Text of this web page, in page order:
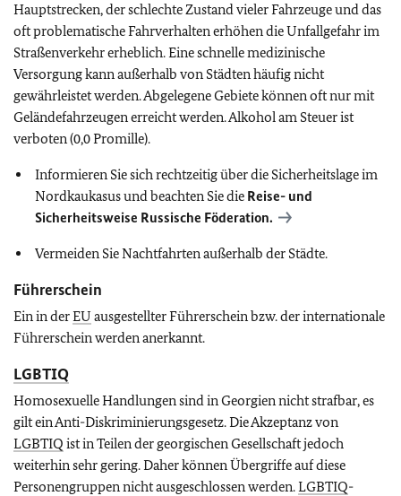
Hauptstrecken, der schlechte Zustand vieler Fahrzeuge und das
oft problematische Fahrverhalten erhöhen die Unfallgefahr im
Straßenverkehr erheblich. Eine schnelle medizinische
Versorgung kann außerhalb von Städten häufig nicht
gewährleistet werden. Abgelegene Gebiete können oft nur mit
Geländefahrzeugen erreicht werden. Alkohol am Steuer ist
verboten (0,0 Promille).
Informieren Sie sich rechtzeitig über die Sicherheitslage im
Nordkaukasus und beachten Sie die Reise- und
Sicherheitsweise Russische Föderation.
Vermeiden Sie Nachtfahrten außerhalb der Städte.
Führerschein
Ein in derEU ausgestellter Führerschein bzw. der internationale
Führerschein werden anerkannt.
LGBTIQ
Homosexuelle Handlungen sind in Georgien nicht strafbar, es
gilt ein Anti-Diskriminierungsgesetz. Die Akzeptanz von
LGBTIQ ist in Teilen der georgischen Gesellschaft jedoch
weiterhin sehr gering. Daher können Übergriffe auf diese
Personengruppen nicht ausgeschlossen werden.LGBTIQ-